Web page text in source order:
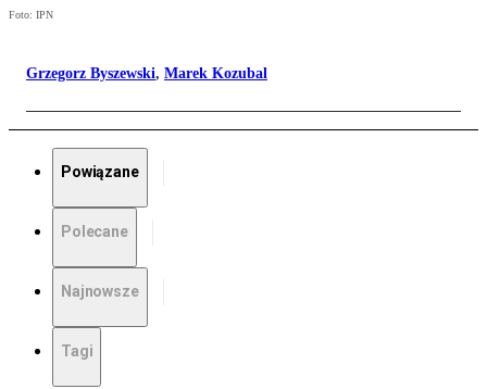
Foto: IPN
Grzegorz Byszewski, Marek Kozubal
Powiązane
Polecane
Najnowsze
Tagi